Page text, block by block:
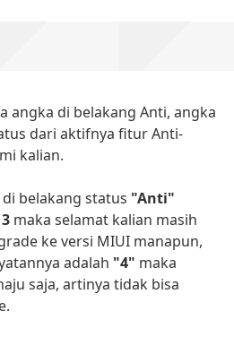
angka di belakang Anti, angka
dari aktifnya fitur Anti-
kalian.
belakang status "Anti"
3 maka selamat kalian masih
ke versi MIUI manapun,
adalah "4" maka
saja, artinya tidak bisa